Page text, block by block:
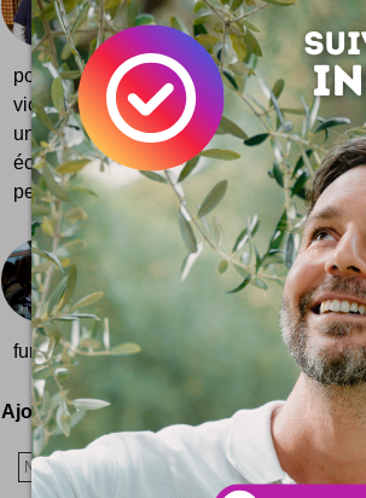
Voilà un livre au titre
brin d'interrogation aux
pourtant, le ton est donné : on est là
violent. Comme si l'auteur c'était
une diffusion lobotomisante de la
écriture à priori jetée au fil de la
pendant la nuit est l'œuvre d'un auteur
#LundiBlogs : rendez-vous
Partager ses billets via un
lecteurs vous y attendent
furieusement bonne : #LundiBlogs c'est
Ajoutez votre avis !